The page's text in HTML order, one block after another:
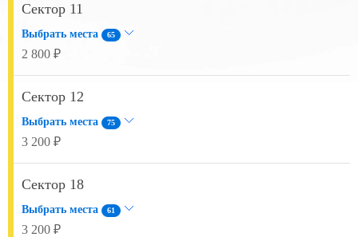
Сектор 11
Выбрать места 65
2 800 ₽
Сектор 12
Выбрать места 75
3 200 ₽
Сектор 18
Выбрать места 61
3 200 ₽